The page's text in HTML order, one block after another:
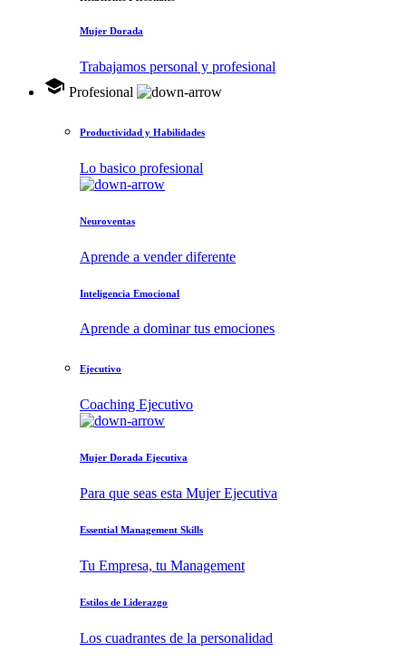
Mujer Dorada
Trabajamos personal y profesional
school Profesional
Productividad y Habilidades
Lo basico profesional
Neuroventas
Aprende a vender diferente
Inteligencia Emocional
Aprende a dominar tus emociones
Ejecutivo
Coaching Ejecutivo
Mujer Dorada Ejecutiva
Para que seas esta Mujer Ejecutiva
Essential Management Skills
Tu Empresa, tu Management
Estilos de Liderazgo
Los cuadrantes de la personalidad